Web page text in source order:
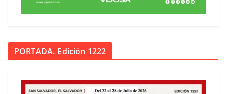
PORTADA. Edición 1222